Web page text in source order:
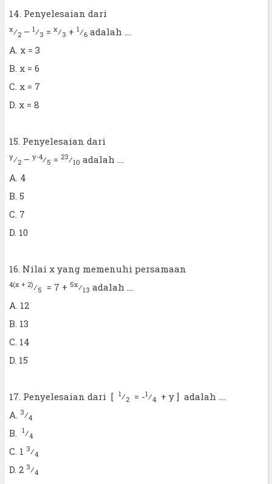
14. Penyelesaian dari
x⁄2 – 1⁄3 = x⁄3 + 1⁄6 adalah ....
A. x = 3
B. x = 6
C. x = 7
D. x = 8
15. Penyelesaian dari
y⁄2 – y-4⁄5 = 23⁄10 adalah ....
A. 4
B. 5
C. 7
D. 10
16. Nilai x yang memenuhi persamaan
4(x + 2)⁄5 = 7 + 5x⁄13 adalah ....
A. 12
B. 13
C. 14
D. 15
17. Penyelesaian dari [ 1⁄2 = -1⁄4 + y ] adalah ....
A. 3⁄4
B. 1⁄4
C. 1 3⁄4
D. 2 3⁄4